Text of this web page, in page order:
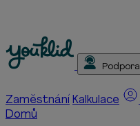
Podpora
Zaměstnání Kalkulace
Domů